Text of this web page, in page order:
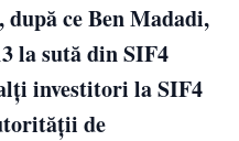
ce Ben Madadi,
la sută din SIF4
investitori la SIF4
de